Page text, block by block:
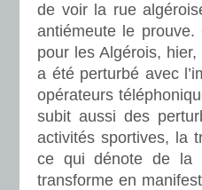
de voir la rue
antiémeute le
pour les Algérois,
a été perturbé avec
opérateurs
subit aussi des
activités sportives, la
ce qui dénote de la
transforme en